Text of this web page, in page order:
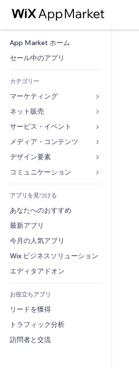
App Market ホーム
セール中のアプリ
カテゴリー
マーケティング
広告
モバイル
アクセス解析
リスティング広告
メール
コンバージョン
ネット販売
ストア用アプリ
発送・配達
販売ボタン
会計
クーポン・特典
倉庫管理ソリューション
ドロップシッピング
食品・飲料
サービス・イベント
ホテル
イベント
レストラン
不動産
ブッキング
メディア・コンテンツ
ギャラリー
音楽
ポッドキャスト
写真
動画
PDF
ファイル共有
ニュース
デザイン要素
マップ・ナビ
プライバシー・セキュリティ
時計
ページテンプレート
画像効果
ボタン・メニュー
バナー・バッジ
電卓
検索
天気
チャート・テーブル
フォーム
ブログ
投票
チャット
コメント
電話
コミュニティィ
レビュー・お客さまの声
CRM
アプリを見つける
あなたへのおすすめ
最新アプリ
今月の人気アプリ
Wix ビジネスソリューション
エディタアドオン
お役立ちアプリ
リードを獲得
トラフィック分析
訪問者と交流